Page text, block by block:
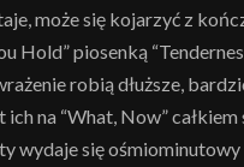
może się kojarzyć z
Hold” piosenką
robią dłuższe,
ich na “What, Now”
wydaje się ośmiominutowy